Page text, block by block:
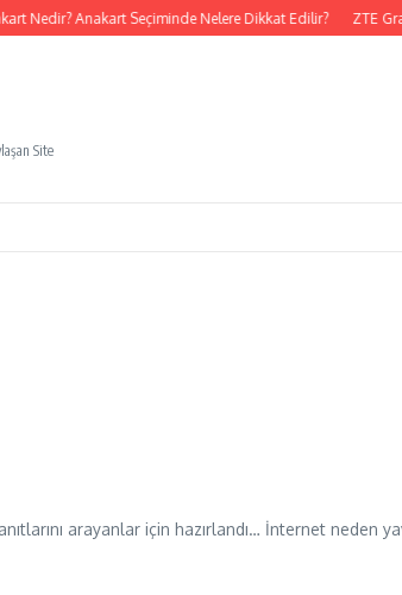
Nedir? Anakart Seçiminde Nelere Dikkat Edilir? ZTE
Site
arayanlar için hazırlandı… İnternet neden